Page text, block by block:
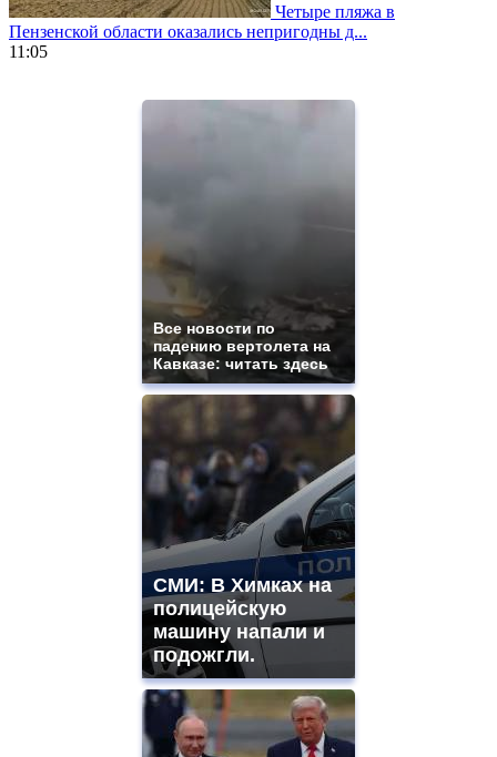
Четыре пляжа в
Пензенской области оказались непригодны д...
11:05
https://www.replicasrelojes.to/
https://www.phoenix-
Все новости по
падению вертолета на
Кавказе: читать здесь
СМИ: В Химках на
полицейскую
машину напали и
подожгли.